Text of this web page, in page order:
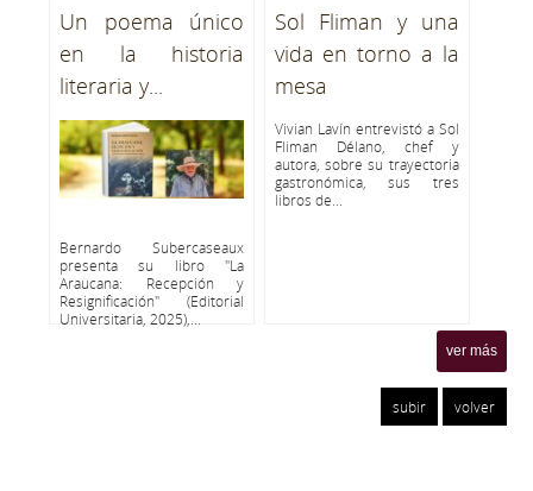
Un poema único
en la historia
literaria y...
Bernardo Subercaseaux
presenta su libro "La
Araucana: Recepción y
Resignificación" (Editorial
Universitaria, 2025),...
Sol Fliman y una
vida en torno a la
mesa
Vivian Lavín entrevistó a Sol
Fliman Délano, chef y
autora, sobre su trayectoria
gastronómica, sus tres
libros de...
ver más
subir volver